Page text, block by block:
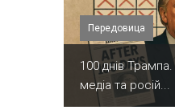
Передовица
100 днів
медіа та росій...